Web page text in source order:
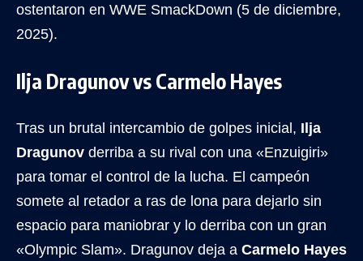
ostentaron en WWE SmackDown (5 de diciembre,
2025).
Ilja Dragunov vs Carmelo Hayes
Tras un brutal intercambio de golpes inicial, Ilja
Dragunov derriba a su rival con una «Enzuigiri»
para tomar el control de la lucha. El campeón
somete al retador a ras de lona para dejarlo sin
espacio para maniobrar y lo derriba con un gran
«Olympic Slam». Dragunov deja a Carmelo Hayes